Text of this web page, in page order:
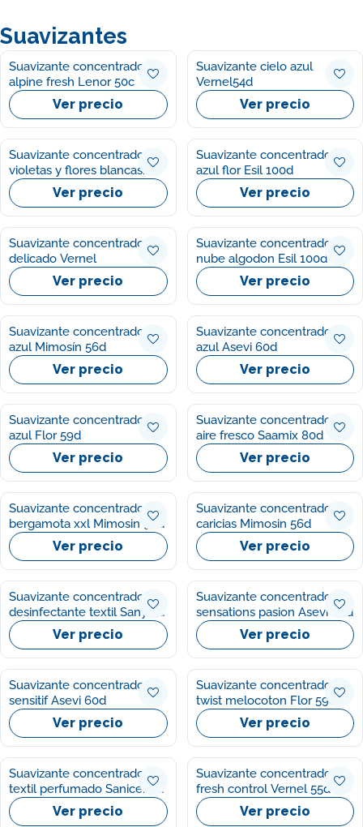
Suavizantes
Suavizante concentrado
alpine fresh Lenor 50c
Ver precio
Suavizante cielo azul
Vernel54d
Ver precio
Suavizante concentrado
violetas y flores blancas
Saamix 80dVer precio
Suavizante concentrado
azul flor Esil 100d
Ver precio
Suavizante concentrado
delicado Vernel
Ver precio
Suavizante concentrado
nube algodon Esil 100d
Ver precio
Suavizante concentrado
azul Mimosín 56d
Ver precio
Suavizante concentrado
azul Asevi 60d
Ver precio
Suavizante concentrado
azul Flor 59d
Ver precio
Suavizante concentrado
aire fresco Saamix 80d
Ver precio
Suavizante concentrado
bergamota xxl Mimosin 95d
Ver precio
Suavizante concentrado
caricias Mimosin 56d
Ver precio
Suavizante concentrado
desinfectante textil Sanytol
500ml
Ver precio
Suavizante concentrado
sensations pasion Asevi 60d
Ver precio
Suavizante concentrado
sensitif Asevi 60d
Ver precio
Suavizante concentrados
twist melocoton Flor 59d
Ver precio
Suavizante concentrado
textil perfumado Sanicentro
1.500ml Ver precio
Suavizante concentrado
fresh control Vernel 55d
Ver precio